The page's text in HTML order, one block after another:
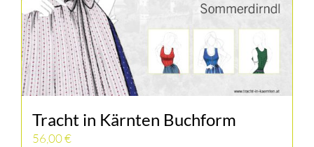
Warenkorb
Tracht in Kärnten Buchform
56,00€